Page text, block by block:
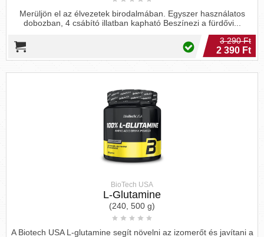
Merüljön el az élvezetek birodalmában. Egyszer használatos
dobozban, 4 csábító illatban kapható Beszínezi a fürdővi...
3 290 Ft
2 390 Ft
BioTech USA
L-Glutamine
(240, 500 g)
A Biotech USA L-glutamine segít növelni az izomerőt és javítani a